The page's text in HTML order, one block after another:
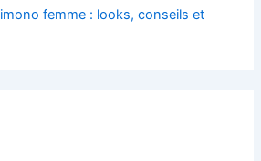
femme : looks, conseils et